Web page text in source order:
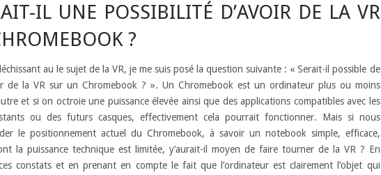
IL UNE POSSIBILITÉ D’AVOIR DE LA VR
?
au le sujet de la VR, je me suis posé la question suivante : « Serait-il possible de
de la VR sur un Chromebook ? ». Un Chromebook est un ordinateur plus ou moins
et si on octroie une puissance élevée ainsi que des applications compatibles avec les
ou des futurs casques, effectivement cela pourrait fonctionner. Mais si nous
le positionnement actuel du Chromebook, à savoir un notebook simple, efficace,
la puissance technique est limitée, y’aurait-il moyen de faire tourner de la VR ? En
constats et en prenant en compte le fait que l’ordinateur est clairement l’objet qui